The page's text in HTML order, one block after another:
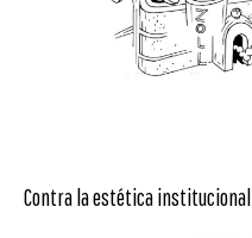
Contra la estética institucional